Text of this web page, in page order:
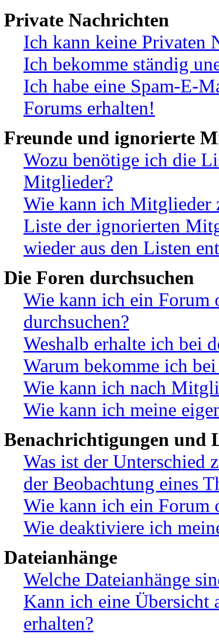
Private Nachrichten
Ich kann keine Privaten
Ich bekomme ständig
Ich habe eine Spam-E-
Forums erhalten!
Freunde und ignorierte
Wozu benötige ich die
Mitglieder?
Wie kann ich Mitglieder
Liste der ignorierten
wieder aus den Listen
Die Foren durchsuchen
Wie kann ich ein Forum
durchsuchen?
Weshalb erhalte ich bei
Warum bekomme ich
Wie kann ich nach
Wie kann ich meine
Benachrichtigungen und
Was ist der Unterschied
der Beobachtung eines
Wie kann ich ein Forum
Wie deaktiviere ich
Dateianhänge
Welche Dateianhänge
Kann ich eine Übersicht
erhalten?